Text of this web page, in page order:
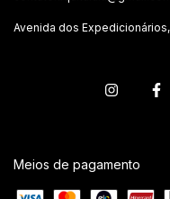
Avenida dos
Meios de pagamento